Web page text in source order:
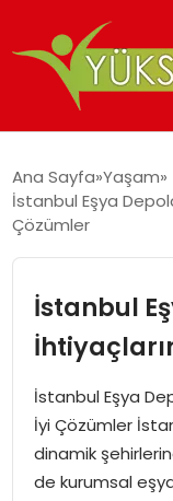
MALIYETLERINI
Ana Sayfa Yaşam
İstanbul Eşya
Çözümler
İstanbul
İstanbul Eşya
İyi Çözümler
dinamik
de kurumsal